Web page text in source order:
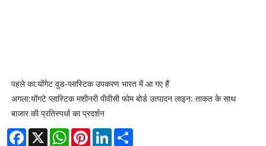
पहले का:योंगेट वुड-प्लास्टिक उपकरण भारत में आ गए हैं
अगला:योंगटे प्लास्टिक मशीनरी पीवीसी फोम बोर्ड उत्पादन लाइन: ताकत के साथ
बाजार की प्रतिस्पर्धा का प्रदर्शन
Facebook
X WhatsAppPinterestLinkedIn